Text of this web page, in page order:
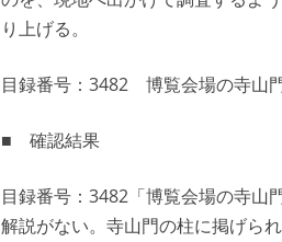
り上げる。
目録番号：3482 博覧会場の寺山
■ 確認結果
目録番号：3482「博覧会場の寺山
解説がない。寺山門の柱に掲げら